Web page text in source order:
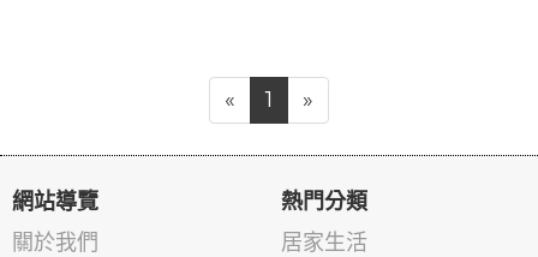
« 1 »
網站導覽
關於我們
熱門分類
居家生活